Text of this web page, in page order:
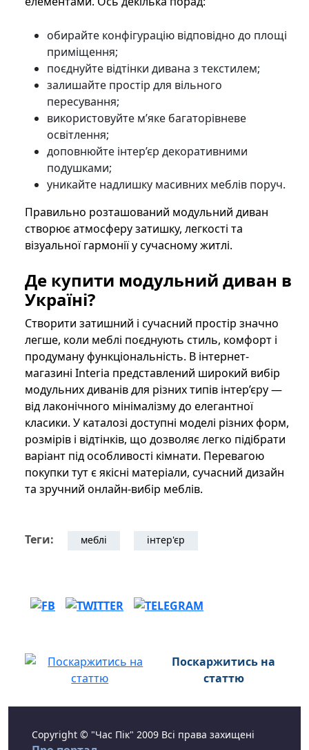
обирайте конфігурацію відповідно до площі
приміщення;
поєднуйте відтінки дивана з текстилем;
залишайте простір для вільного
пересування;
використовуйте м’яке багаторівневе
освітлення;
доповнюйте інтер’єр декоративними
подушками;
уникайте надлишку масивних меблів поруч.
Правильно розташований модульний диван
створює атмосферу затишку, легкості та
візуальної гармонії у сучасному житлі.
Де купити модульний диван в
Україні?
Створити затишний і сучасний простір значно
легше, коли меблі поєднують стиль, комфорт і
продуману функціональність. В інтернет-
магазині Interia представлений широкий вибір
модульних диванів для різних типів інтер’єру —
від лаконічного мінімалізму до елегантної
класики. У каталозі доступні моделі різних форм,
розмірів і відтінків, що дозволяє легко підібрати
варіант під особливості кімнати. Перевагою
покупки тут є якісні матеріали, сучасний дизайн
та зручний онлайн-вибір меблів.
Теги: меблі інтер'єр
Поскаржитись на
статтю
Copyright © "Час Пік" 2009 Всі права захищені